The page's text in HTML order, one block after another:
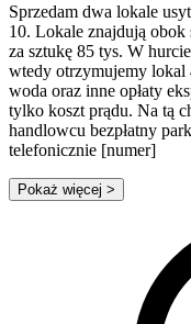
Sprzedam dwa lokale
10. Lokale znajdują obok
za sztukę 85 tys. W
wtedy otrzymujemy lokal
woda oraz inne opłaty
tylko koszt prądu. Na tą
handlowcu bezpłatny
telefonicznie [numer]
Pokaż więcej >